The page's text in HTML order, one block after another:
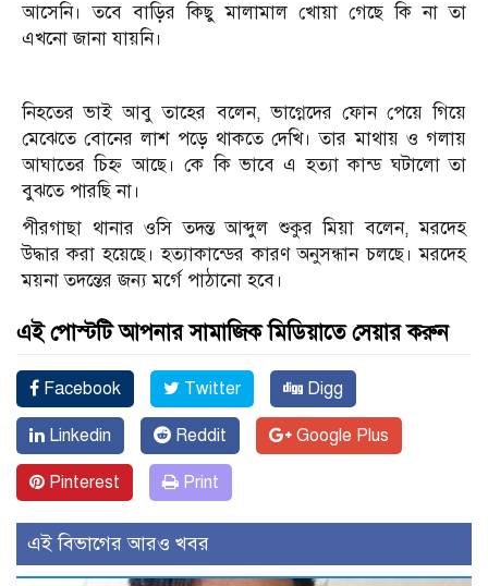
আসেনি। তবে বাড়ির কিছু মালামাল খোয়া গেছে কি না তা
এখনো জানা যায়নি।
নিহতের ভাই আবু তাহের বলেন, ভাগ্নেদের ফোন পেয়ে গিয়ে
মেঝেতে বোনের লাশ পড়ে থাকতে দেখি। তার মাথায় ও গলায়
আঘাতের চিহ্ন আছে। কে কি ভাবে এ হত্যা কান্ড ঘটালো তা
বুঝতে পারছি না।
পীরগাছা থানার ওসি তদন্ত আব্দুল শুকুর মিয়া বলেন, মরদেহ
উদ্ধার করা হয়েছে। হত্যাকান্ডের কারণ অনুসন্ধান চলছে। মরদেহ
ময়না তদন্তের জন্য মর্গে পাঠানো হবে।
এই পোস্টটি আপনার সামাজিক মিডিয়াতে সেয়ার করুন
Facebook Twitter Digg
Linkedin Reddit Google Plus
Pinterest Print
এই বিভাগের আরও খবর